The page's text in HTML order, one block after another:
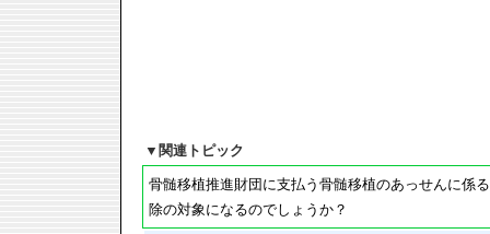
▼ 関連トピック
骨髄移植推進財団に支払う骨髄移植のあっせんに係
除の対象になるのでしょうか？